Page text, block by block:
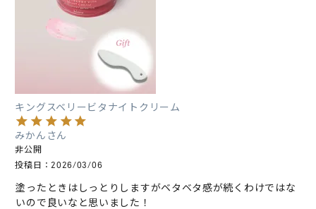
キングスベリービタナイトクリーム
みかん
非公開
投稿日
2026/03/06
塗ったときはしっとりしますがベタベタ感が続くわけではな
いので良いなと思いました！